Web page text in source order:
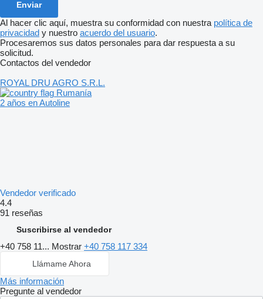
Al hacer clic aquí, muestra su conformidad con nuestra política de
privacidad y nuestro acuerdo del usuario.
Procesaremos sus datos personales para dar respuesta a su
solicitud.
Contactos del vendedor
ROYAL DRU AGRO S.R.L.
Rumanía
2 años en Autoline
Vendedor verificado
4.4
91 reseñas
Suscribirse al vendedor
+40 758 11... Mostrar +40 758 117 334
Llámame Ahora
Más información
Pregunte al vendedor